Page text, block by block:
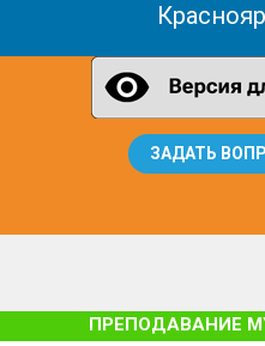
ЗАДАТЬ
ПРЕПОДАВАНИЕ